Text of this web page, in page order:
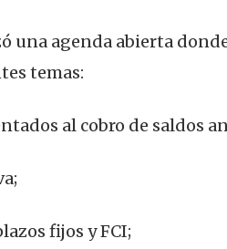
una agenda abierta
temas:
al cobro de saldos
fijos y FCI;